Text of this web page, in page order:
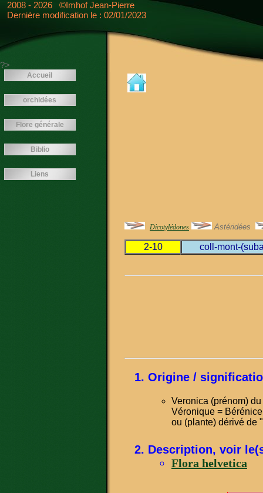
<---- -->
Accueil
orchidées
Flore générale
Biblio
Liens
2008 - 2026 ©Imhof Jean-Pierre
Dernière modification le : 02/01/2023
Dicotylédones Astéridées
2-10 coll-mont-
Origine /
Veronica (prénom)
Véronique =
ou (plante) dérivé de
Description, voir
Flora helvetica
?>